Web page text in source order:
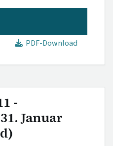
PDF-Download
-
Januar